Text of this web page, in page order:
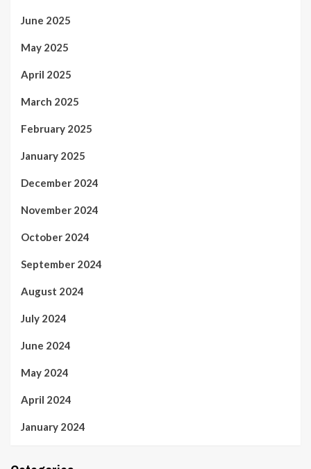
June 2025
May 2025
April 2025
March 2025
February 2025
January 2025
December 2024
November 2024
October 2024
September 2024
August 2024
July 2024
June 2024
May 2024
April 2024
January 2024